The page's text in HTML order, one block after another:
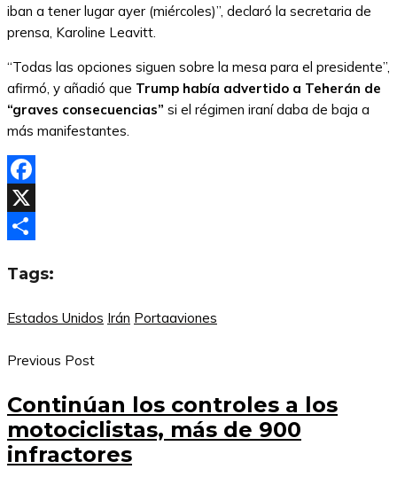
iban a tener lugar ayer (miércoles)”, declaró la secretaria de
prensa, Karoline Leavitt.
“Todas las opciones siguen sobre la mesa para el presidente”,
afirmó, y añadió que Trump había advertido a Teherán de
“graves consecuencias” si el régimen iraní daba de baja a
más manifestantes.
Facebook
X
Tags:
Estados Unidos Irán Portaaviones
Previous Post
Continúan los controles a los
motociclistas, más de 900
infractores